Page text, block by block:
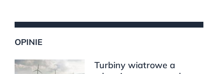
OPINIE
Turbiny wiatrowe a